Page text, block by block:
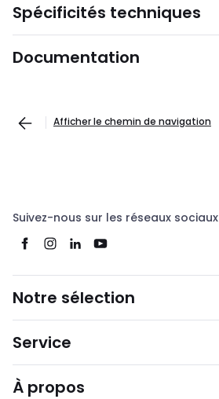
Spécificités techniques
Documentation
Afficher le chemin de navigation
Suivez-nous sur les réseaux sociaux
Notre sélection
Service
À propos